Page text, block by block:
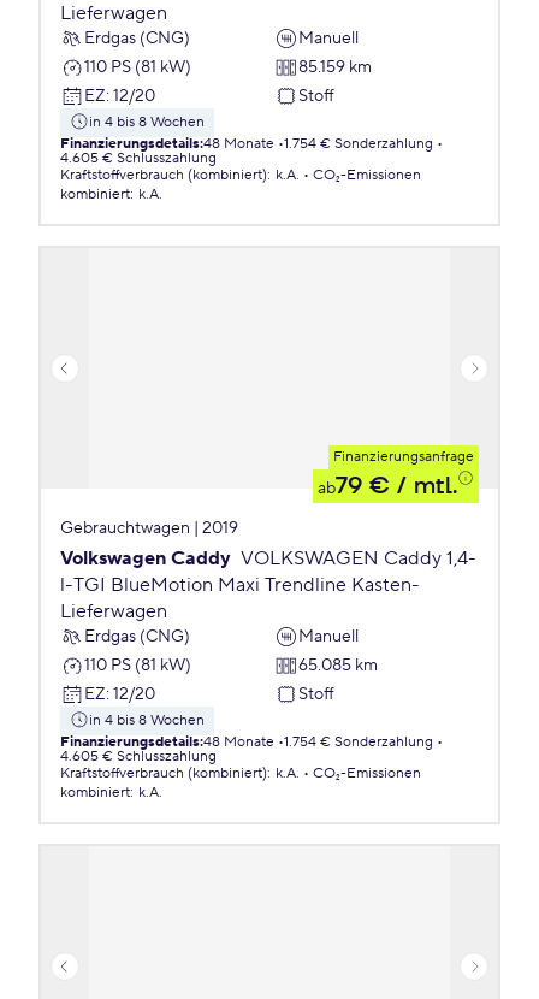
Lieferwagen
Erdgas (CNG)
Manuell
110 PS (81 kW)
85.159 km
EZ: 12/20 Stoff
in 4 bis 8 Wochen
Finanzierungsdetails:48 Monate 1.754 € Sonderzahlung
4.605 € Schlusszahlung
Kraftstoffverbrauch (kombiniert): k.A.
CO₂-Emissionen
kombiniert: k.A.
Finanzierungsanfrage
ab79 € / mtl.
Gebrauchtwagen | 2019
Volkswagen Caddy VOLKSWAGEN Caddy 1,4-
l-TGI BlueMotion Maxi Trendline Kasten-
Lieferwagen
Erdgas (CNG)
Manuell
110 PS (81 kW)
65.085 km
EZ: 12/20 Stoff
in 4 bis 8 Wochen
Finanzierungsdetails:48 Monate 1.754 € Sonderzahlung
4.605 € Schlusszahlung
Kraftstoffverbrauch (kombiniert): k.A.
CO₂-Emissionen
kombiniert: k.A.